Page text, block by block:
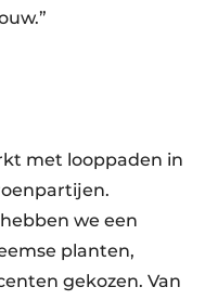
met looppaden in
we een
planten,
gekozen. Van